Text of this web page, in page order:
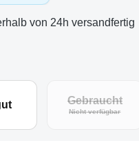
von 24h versandfertig
Gebraucht
Nicht verfügbar